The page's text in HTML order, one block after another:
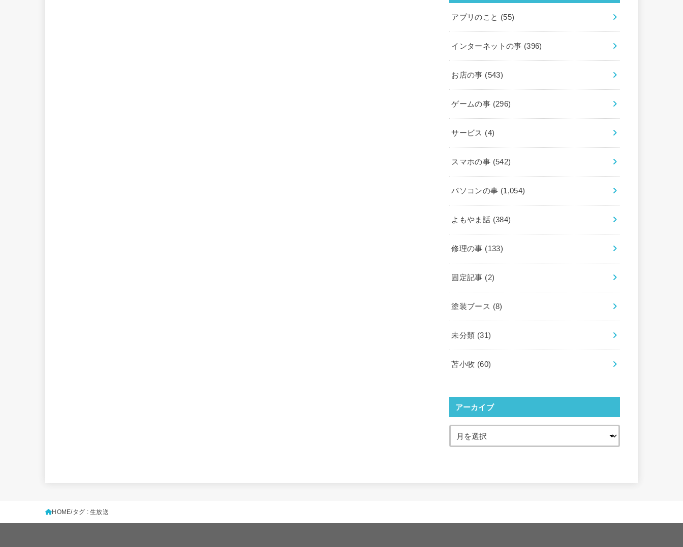
アプリのこと (55)
インターネットの事 (396)
お店の事 (543)
ゲームの事 (296)
サービス (4)
スマホの事 (542)
パソコンの事 (1,054)
よもやま話 (384)
修理の事 (133)
固定記事 (2)
塗装ブース (8)
未分類 (31)
苫小牧 (60)
アーカイブ
HOME タグ : 生放送